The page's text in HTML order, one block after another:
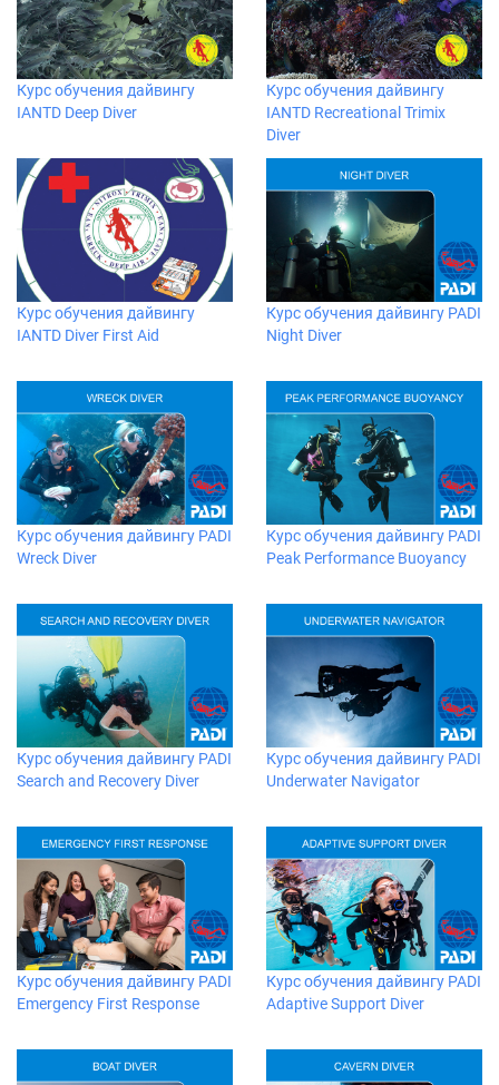
Курс обучения дайвингу
IANTD Deep Diver
Курс обучения дайвингу
IANTD Recreational Trimix
Diver
Курс обучения дайвингу
IANTD Diver First Aid
Курс обучения дайвингу PADI
Night Diver
Курс обучения дайвингу PADI
Wreck Diver
Курс обучения дайвингу PADI
Peak Performance Buoyancy
Курс обучения дайвингу PADI
Search and Recovery Diver
Курс обучения дайвингу PADI
Underwater Navigator
Курс обучения дайвингу PADI
Emergency First Response
Курс обучения дайвингу PADI
Adaptive Support Diver